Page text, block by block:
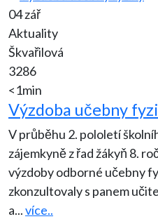
04 zář
Aktuality
Škvařilová
3286
<1min
Výzdoba učebny
V průběhu 2. pololetí
zájemkyně z řad žákyň 8.
výzdoby odborné učebny
zkonzultovaly s panem
a...více..